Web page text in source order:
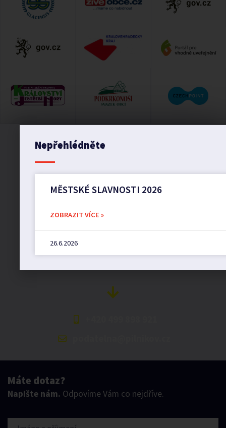
Město Pilníkov
MěU: Po: 08:00 – 17:00,
Máte dotaz?
Napište nám. Odpovíme Vám co nejdříve.
Nepřehlédněte
MĚSTSKÉ SLAVNOSTI 2026
ZOBRAZIT VÍCE »
26.6.2026